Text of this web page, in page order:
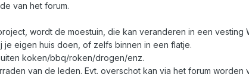
van het forum.
wordt de moestuin, die kan veranderen in een vesting
je eigen huis doen, of zelfs binnen in een flatje.
koken/bbq/roken/drogen/enz.
van de leden. Evt. overschot kan via het forum